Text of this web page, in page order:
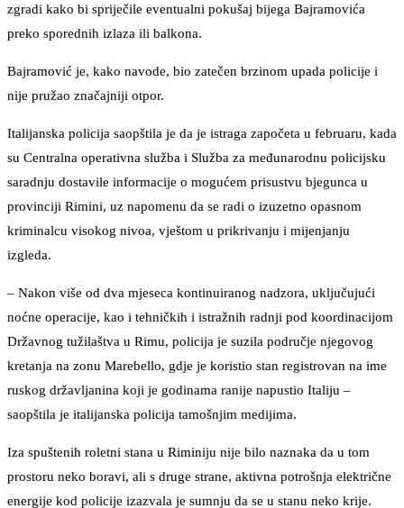
zgradi kako bi spriječile eventualni pokušaj bijega Bajramovića
preko sporednih izlaza ili balkona.
Bajramović je, kako navode, bio zatečen brzinom upada policije i
nije pružao značajniji otpor.
Italijanska policija saopštila je da je istraga započeta u februaru, kada
su Centralna operativna služba i Služba za međunarodnu policijsku
saradnju dostavile informacije o mogućem prisustvu bjegunca u
provinciji Rimini, uz napomenu da se radi o izuzetno opasnom
kriminalcu visokog nivoa, vještom u prikrivanju i mijenjanju
izgleda.
– Nakon više od dva mjeseca kontinuiranog nadzora, uključujući
noćne operacije, kao i tehničkih i istražnih radnji pod koordinacijom
Državnog tužilaštva u Rimu, policija je suzila područje njegovog
kretanja na zonu Marebello, gdje je koristio stan registrovan na ime
ruskog državljanina koji je godinama ranije napustio Italiju –
saopštila je italijanska policija tamošnjim medijima.
Iza spuštenih roletni stana u Riminiju nije bilo naznaka da u tom
prostoru neko boravi, ali s druge strane, aktivna potrošnja električne
energije kod policije izazvala je sumnju da se u stanu neko krije.